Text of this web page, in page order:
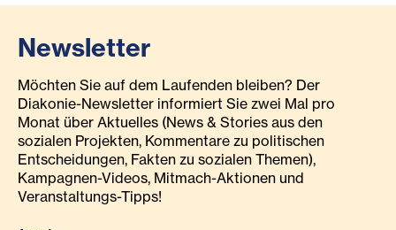
Newsletter
Möchten Sie auf dem Laufenden bleiben? Der
Diakonie-Newsletter informiert Sie zwei Mal pro
Monat über Aktuelles (News & Stories aus den
sozialen Projekten, Kommentare zu politischen
Entscheidungen, Fakten zu sozialen Themen),
Kampagnen-Videos, Mitmach-Aktionen und
Veranstaltungs-Tipps!